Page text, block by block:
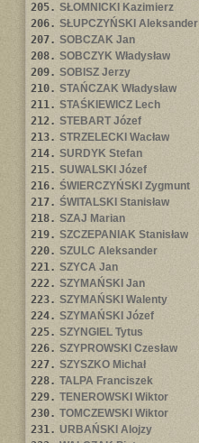
205. SŁOMNICKI Kazimierz
206. SŁUPCZYŃSKI Aleksander
207. SOBCZAK Jan
208. SOBCZYK Władysław
209. SOBISZ Jerzy
210. STAŃCZAK Władysław
211. STAŚKIEWICZ Lech
212. STEBART Józef
213. STRZELECKI Wacław
214. SURDYK Stefan
215. SUWALSKI Józef
216. ŚWIERCZYŃSKI Zygmunt
217. ŚWITALSKI Stanisław
218. SZAJ Marian
219. SZCZEPANIAK Stanisław
220. SZULC Aleksander
221. SZYCA Jan
222. SZYMAŃSKI Jan
223. SZYMAŃSKI Walenty
224. SZYMAŃSKI Józef
225. SZYNGIEL Tytus
226. SZYPROWSKI Czesław
227. SZYSZKO Michał
228. TALPA Franciszek
229. TENEROWSKI Wiktor
230. TOMCZEWSKI Wiktor
231. URBAŃSKI Alojzy